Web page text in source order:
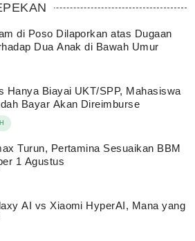
di Poso Dilaporkan atas Dugaan
Dua Anak di Bawah Umur
Hanya Biayai UKT/SPP, Mahasiswa
Bayar Akan Direimburse
Turun, Pertamina Sesuaikan BBM
1 Agustus
AI vs Xiaomi HyperAI, Mana yang